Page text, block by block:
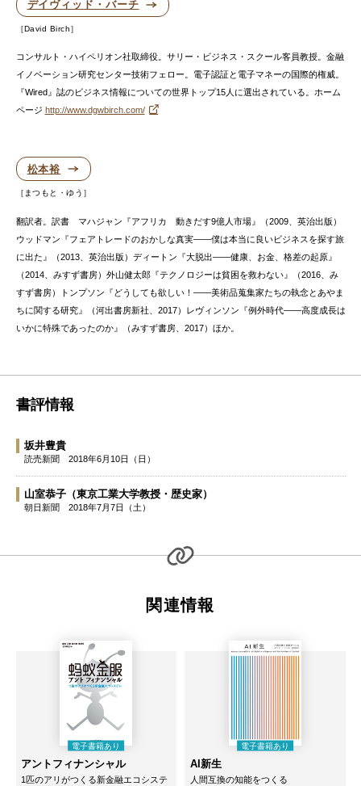
デイヴィッド・バーチ
David Birch
コンサルト・ハイペリオン社取締役。サリー・ビジネス・スクール客員教授。金融
イノベーション研究センター技術フェロー。電子認証と電子マネーの国際的権威。
『Wired』誌のビジネス情報についての世界トップ15人に選出されている。ホーム
ページ http://www.dgwbirch.com/
松本裕
まつもと・ゆう
翻訳者。訳書 マハジャン『アフリカ 動きだす9億人市場』（2009、英治出版）
ウッドマン『フェアトレードのおかしな真実——僕は本当に良いビジネスを探す旅
に出た』（2013、英治出版）ディートン『大脱出——健康、お金、格差の起原』
（2014、みすず書房）外山健太郎『テクノロジーは貧困を救わない』（2016、み
すず書房）トンプソン『どうしても欲しい！——美術品蒐集家たちの執念とあやま
ちに関する研究』（河出書房新社、2017）レヴィンソン『例外時代——高度成長は
いかに特殊であったのか』（みすず書房、2017）ほか。
書評情報
坂井豊貴
読売新聞 2018年6月10日（日）
山室恭子（東京工業大学教授・歴史家）
朝日新聞 2018年7月7日（土）
関連情報
アントフィナンシャル
1匹のアリがつくる新金融エコシステ
AI新生
人間互換の知能をつくる